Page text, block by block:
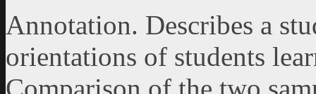
Annotation. Describes a
orientations of students